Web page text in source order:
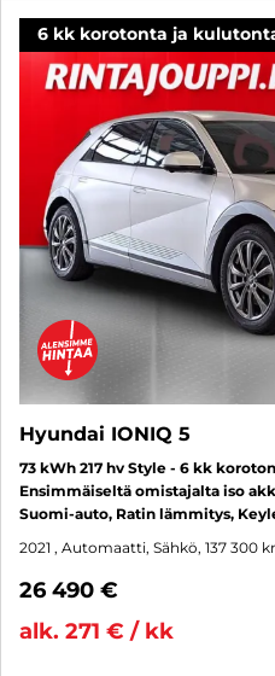
6 kk korotonta ja
Hyundai IONIQ 5
73 kWh 217 hv Style - 6 kk
Ensimmäiseltä omistajalta iso
Suomi-auto, Ratin lämmitys,
2021 , Automaatti, Sähkö, 137 300
26 490 €
alk. 271 € / kk